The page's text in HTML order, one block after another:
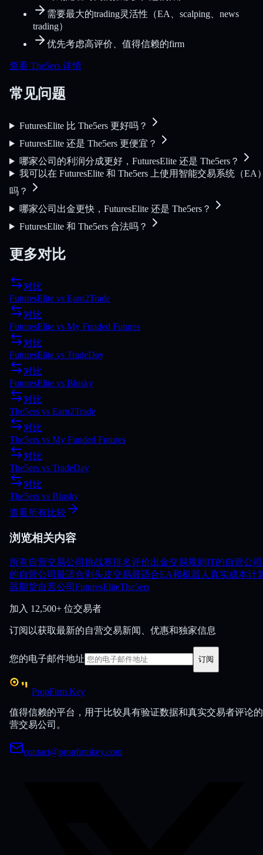
需要最大的trading灵活性（EA、scalping、news
trading）
优先考虑高评价、值得信赖的firm
查看 The5ers 详情
常见问题
FuturesElite 比 The5ers 更好吗？
FuturesElite 还是 The5ers 更便宜？
哪家公司的利润分成更好，FuturesElite 还是 The5ers？
我可以在 FuturesElite 和 The5ers 上使用智能交易系统（EA
吗？
哪家公司出金更快，FuturesElite 还是 The5ers？
FuturesElite 和 The5ers 合法吗？
更多对比
对比
FuturesElite vs Earn2Trade
对比
FuturesElite vs My Funded Futures
对比
FuturesElite vs TradeDay
对比
FuturesElite vs Blusky
对比
The5ers vs Earn2Trade
对比
The5ers vs My Funded Futures
对比
The5ers vs TradeDay
对比
The5ers vs Blusky
查看所有比较
浏览相关内容
所有自营交易公司 挑战赛排名评价出金交易规则 IT的自营公司
的自营公司 最适合剥头皮交易最适合EA和机器人 真实成本计
器期货自营公司 FuturesEliteThe5ers
加入 12,500+ 位交易者
订阅以获取最新的自营交易新闻、优惠和独家信息
您的电子邮件地址 订阅
PropFirm Key
值得信赖的平台，用于比较具有验证数据和真实交易者评论
营交易公司。
contact@propfirmkey.com